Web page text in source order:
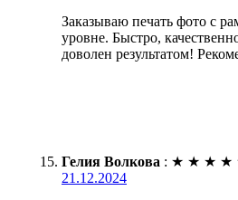
Заказываю печать фото с
уровне. Быстро,
доволен результатом!
Гелия Волкова : ★ ★ ★ ★
21.12.2024